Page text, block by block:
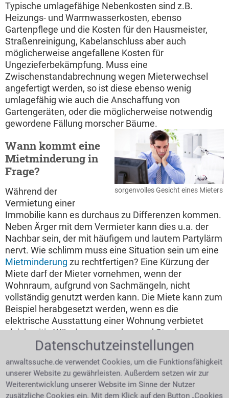
Typische umlagefähige Nebenkosten sind z.B.
Heizungs- und Warmwasserkosten, ebenso
Gartenpflege und die Kosten für den Hausmeister,
Straßenreinigung, Kabelanschluss aber auch
möglicherweise angefallene Kosten für
Ungezieferbekämpfung. Muss eine
Zwischenstandabrechnung wegen Mieterwechsel
angefertigt werden, so ist diese ebenso wenig
umlagefähig wie auch die Anschaffung von
Gartengeräten, oder die möglicherweise notwendig
gewordene Fällung morscher Bäume.
sorgenvolles Gesicht eines Mieters
Wann kommt eine
Mietminderung in
Frage?
Während der
Vermietung einer
Immobilie kann es durchaus zu Differenzen kommen.
Neben Ärger mit dem Vermieter kann dies u.a. der
Nachbar sein, der mit häufigem und lautem Partylärm
nervt. Wie schlimm muss eine Situation sein um eine
Mietminderung zu rechtfertigen? Eine Kürzung der
Miete darf der Mieter vornehmen, wenn der
Wohnraum, aufgrund von Sachmängeln, nicht
vollständig genutzt werden kann. Die Miete kann zum
Beispiel herabgesetzt werden, wenn es die
elektrische Ausstattung einer Wohnung verbietet
gleichzeitig Wäsche zu waschen und Staub zu
saugen. Einschränkend gilt aber lt. § 536 BGB
"Mietminderung bei Sach- und Rechtsmängeln", dass
"eine unerhebliche Minderung der Tauglichkeit außer
Betracht bleibt". Auch durch den Mieter selbst
verursachte Schäden sind nicht durch eine
Datenschutzeinstellungen
anwaltssuche.de verwendet Cookies, um die Funktionsfähigkeit
unserer Website zu gewährleisten. Außerdem setzen wir zur
Weiterentwicklung unserer Website im Sinne der Nutzer
zusätzliche Cookies ein. Mit dem Klick auf den Button „Cookies